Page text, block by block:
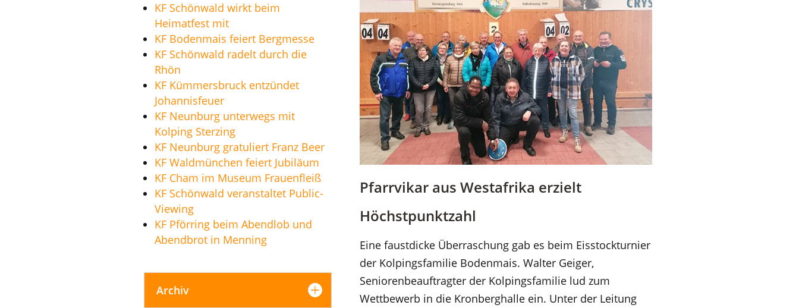
KF Schönwald wirkt beim
Heimatfest mit
KF Bodenmais feiert Bergmesse
KF Schönwald radelt durch die
Rhön
KF Kümmersbruck entzündet
Johannisfeuer
KF Neunburg unterwegs mit
Kolping Sterzing
KF Neunburg gratuliert Franz Beer
KF Waldmünchen feiert Jubiläum
KF Cham im Museum Frauenfleiß
KF Schönwald veranstaltet Public-
Viewing
KF Pförring beim Abendlob und
Abendbrot in Menning
Archiv
Pfarrvikar aus Westafrika erzielt
Höchstpunktzahl
Eine faustdicke Überraschung gab es beim Eisstockturnier
der Kolpingsfamilie Bodenmais. Walter Geiger,
Seniorenbeauftragter der Kolpingsfamilie lud zum
Wettbewerb in die Kronberghalle ein. Unter der Leitung